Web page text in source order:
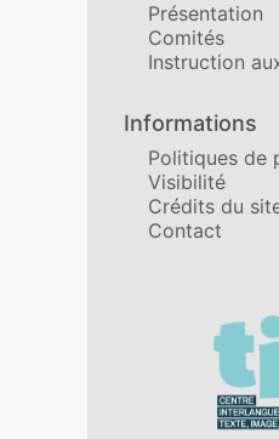
Présentation
Comités
Instruction
Informations
Politiques de
Visibilité
Crédits du
Contact
Affiliations/